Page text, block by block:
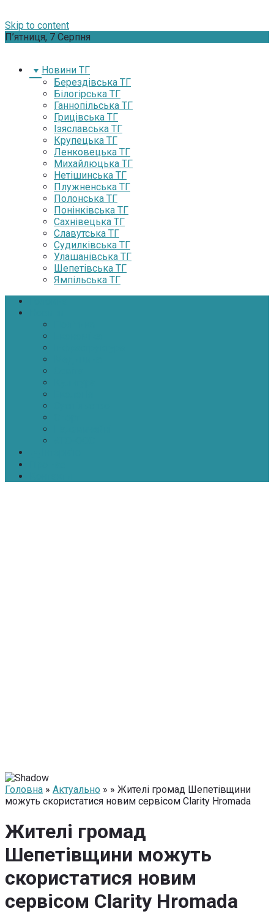
Skip to content
П’ятниця, 7 Серпня
Новини ТГ
Берездівська ТГ
Білогірська ТГ
Ганнопільська ТГ
Грицівська ТГ
Ізяславська ТГ
Крупецька ТГ
Ленковецька ТГ
Михайлюцька ТГ
Нетішинська ТГ
Плужненська ТГ
Полонська ТГ
Понінківська ТГ
Сахнівецька ТГ
Славутська ТГ
Судилківська ТГ
Улашанівська ТГ
Шепетівська ТГ
Ямпільська ТГ
Головна » Актуально » » Жителі громад Шепетівщини
можуть скористатися новим сервісом Clarity Hromada
Жителі громад
Шепетівщини можуть
скористатися новим
сервісом Clarity Hromada